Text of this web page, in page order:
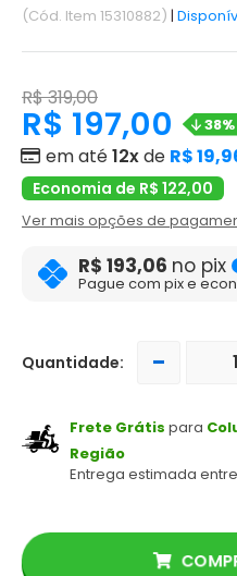
(Cód. Item 15310882) |
R$ 319,00
R$ 197,00 38%
em até12xde R$
Economia de R$ 122,00
Ver mais opções de
R$ 193,06 no pix
Pague com pix e
Quantidade: -
Frete Grátis para
Região
Entrega estimada entre